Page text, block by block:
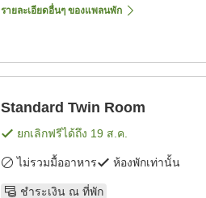
รายละเอียดอื่นๆ ของแพลนพัก
Standard Twin Room
ยกเลิกฟรีได้ถึง 19 ส.ค.
ไม่รวมมื้ออาหาร ห้องพักเท่านั้น
ชำระเงิน ณ ที่พัก